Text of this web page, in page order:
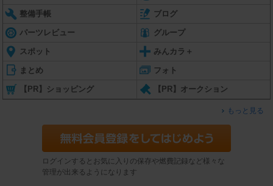
整備手帳 ブログ
パーツレビュー グループ
スポット みんカラ＋
まとめ フォト
【PR】ショッピング 【PR】オークション
もっと見る
ログインするとお気に入りの保存や燃費記録など様々な
管理が出来るようになります